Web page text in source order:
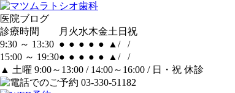
医院ブログ
診療時間
月 火水木金土 日 祝
9:30 ～ 13:30 ● ● ● ● ● ▲ /
/
15:00 ～ 19:30● ● ● ● ● ▲ /
/
▲ 土曜 9:00～13:00 / 14:00～16:00 / 日・祝 休診